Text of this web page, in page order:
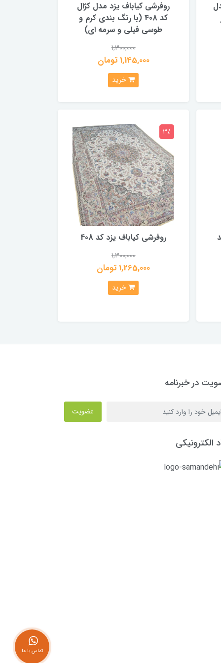
روفرشی کیاباف یزد مدل کژال
کد 408 (با رنگ بندی کرم و
طوسی فیلی و سرمه ای)
1,300,000
1,145,000 تومان
خرید
روفرشی کیاباف یزد کد 408
1,300,000
1,265,000 تومان
3٪
خرید
در خبرنامه
عضویت
الکترونیکی
تماس با ما